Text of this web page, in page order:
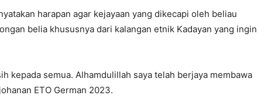
harapan agar kejayaan yang dikecapi oleh beliau
belia khususnya dari kalangan etnik Kadayan yang ingin
kepada semua. Alhamdulillah saya telah berjaya membawa
ETO German 2023.